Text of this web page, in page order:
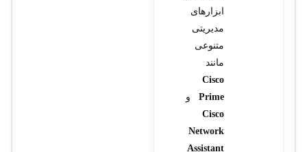
ابزارهای
مدیریتی
متنوعی
مانند
Cisco
Primeو
Cisco
Network
Assistant